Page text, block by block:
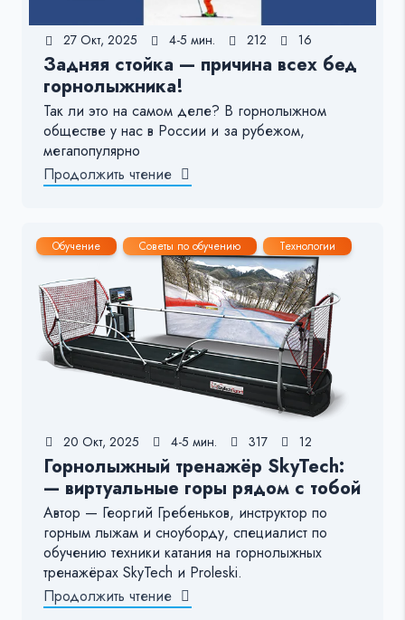
27 Окт, 2025 4-5 мин. 212 16
Задняя стойка — причина всех бед
горнолыжника!
Так ли это на самом деле? В горнолыжном
обществе у нас в России и за рубежом,
мегапопулярно
Продолжить чтение
Обучение Советы по обучению Технологии
20 Окт, 2025 4-5 мин. 317 12
Горнолыжный тренажёр SkyTech:
— виртуальные горы рядом с тобой
Автор — Георгий Гребеньков, инструктор по
горным лыжам и сноуборду, специалист по
обучению техники катания на горнолыжных
тренажёрах SkyTech и Proleski.
Продолжить чтение